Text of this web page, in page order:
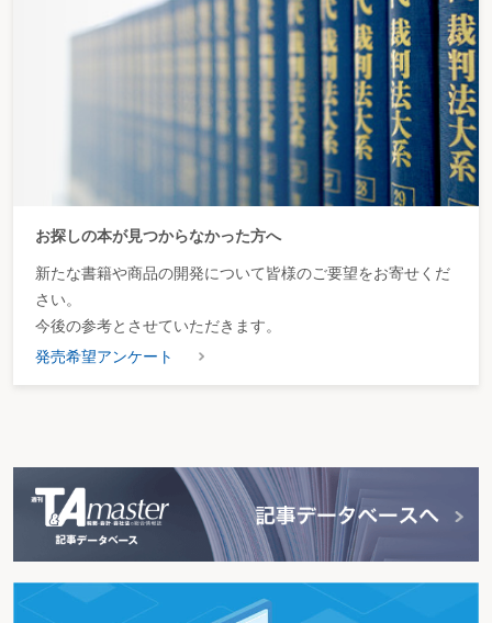
お探しの本が見つからなかった方へ
新たな書籍や商品の開発について皆様のご要望をお寄せくだ
さい。
今後の参考とさせていただきます。
発売希望アンケート